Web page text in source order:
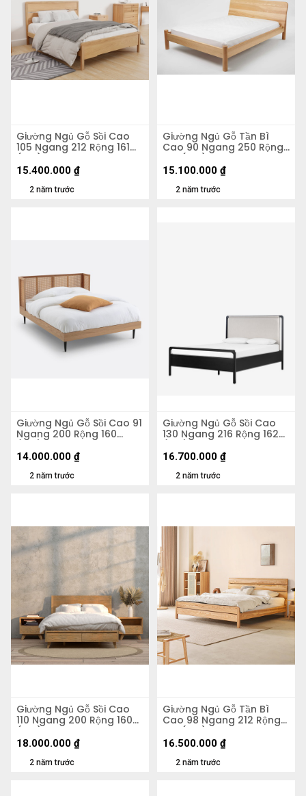
Giường Ngủ Gỗ Sồi Cao
105 Ngang 212 Rộng 161
(cm)
2 năm trước
15.400.000 ₫
Giường Ngủ Gỗ Tần Bì
Cao 90 Ngang 250 Rộng
170 (cm)
2 năm trước
15.100.000 ₫
Giường Ngủ Gỗ Sồi Cao 91
Ngang 200 Rộng 160
(cm)
2 năm trước
14.000.000 ₫
Giường Ngủ Gỗ Sồi Cao
130 Ngang 216 Rộng 162
(cm)
2 năm trước
16.700.000 ₫
Giường Ngủ Gỗ Sồi Cao
110 Ngang 200 Rộng 160
(cm)
2 năm trước
18.000.000 ₫
Giường Ngủ Gỗ Tần Bì
Cao 98 Ngang 212 Rộng
192 (cm)
2 năm trước
16.500.000 ₫